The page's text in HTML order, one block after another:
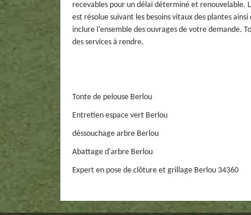
recevables pour un délai déterminé et renouvelable.
est résolue suivant les besoins vitaux des plantes
inclure l’ensemble des ouvrages de votre demande.
des services à rendre.
Tonte de pelouse Berlou
Entretien espace vert Berlou
déssouchage arbre Berlou
Abattage d'arbre Berlou
Expert en pose de clôture et grillage Berlou 34360